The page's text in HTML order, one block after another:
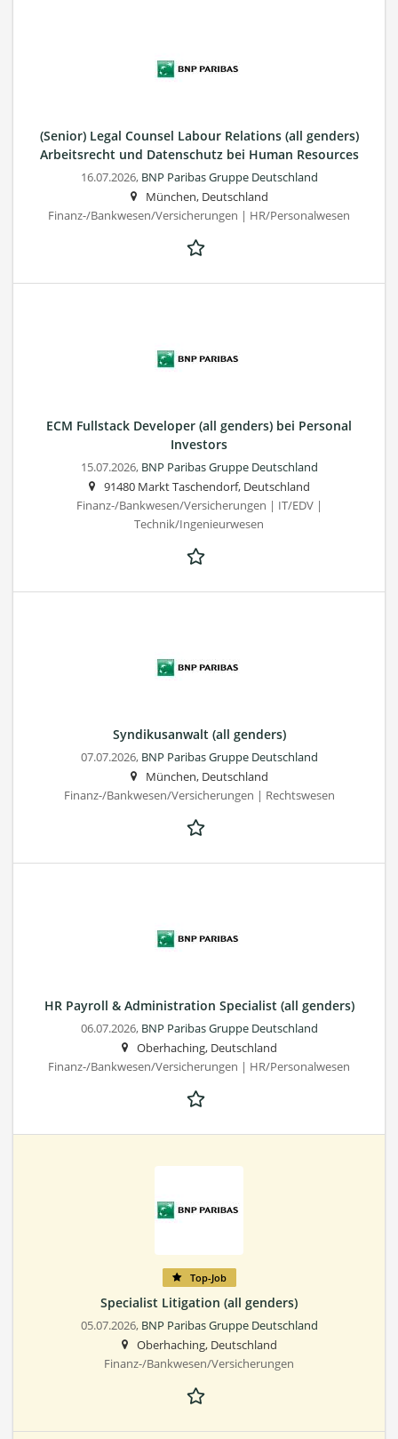
(Senior) Legal Counsel Labour Relations (all genders)
Arbeitsrecht und Datenschutz bei Human Resources
16.07.2026, BNP Paribas Gruppe Deutschland
München, Deutschland
Finanz-/Bankwesen/Versicherungen | HR/Personalwesen
ECM Fullstack Developer (all genders) bei Personal
Investors
15.07.2026, BNP Paribas Gruppe Deutschland
91480 Markt Taschendorf, Deutschland
Finanz-/Bankwesen/Versicherungen | IT/EDV |
Technik/Ingenieurwesen
Syndikusanwalt (all genders)
07.07.2026, BNP Paribas Gruppe Deutschland
München, Deutschland
Finanz-/Bankwesen/Versicherungen | Rechtswesen
HR Payroll & Administration Specialist (all genders)
06.07.2026, BNP Paribas Gruppe Deutschland
Oberhaching, Deutschland
Finanz-/Bankwesen/Versicherungen | HR/Personalwesen
Top-Job
Specialist Litigation (all genders)
05.07.2026, BNP Paribas Gruppe Deutschland
Oberhaching, Deutschland
Finanz-/Bankwesen/Versicherungen